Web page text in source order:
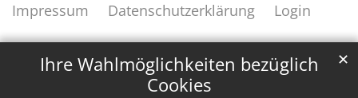
Ihre Wahlmöglichkeiten bezüglich
Cookies
✕
Impressum
Datenschutzerklärung Login